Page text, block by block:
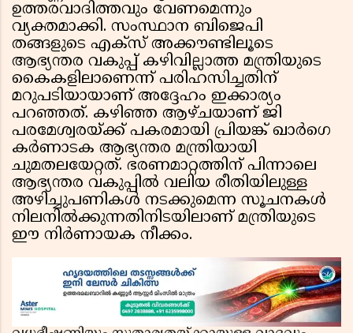
ഉത്തരവാദിത്തവും വേണമെന്നും
വ്യക്തമാക്കി. സംസ്ഥാന ബിജെപി
തങ്ങളുടെ എക്സ് അക്കൗണ്ടിലൂടെ
ആഭ്യന്തര വകുപ്പ് കഴിവില്ലാത്ത മന്ത്രിയുടെ
കൈകളിലാണെന്ന് പരിഹസിച്ചതിന്
മറുപടിയായാണ് അദ്ദേഹം ഇക്കാര്യം
പറഞ്ഞത്. കഴിഞ്ഞ ആഴ്ചയാണ് ജി
പരമേശ്വരയ്ക്ക് പകരമായി പ്രിയങ്ക് ഖാർഗെ
കർണാടക ആഭ്യന്തര മന്ത്രിയായി
ചുമതലയേറ്റത്. ഭരണമാറ്റത്തിന് പിന്നാലെ
ആഭ്യന്തര വകുപ്പിൽ വലിയ രീതിയിലുള്ള
അഴിച്ചുപണികൾ നടക്കുമെന്ന സൂചനകൾ
നിലനിൽക്കുന്നതിനിടയിലാണ് മന്ത്രിയുടെ
ഈ നിർണായക നീക്കം.